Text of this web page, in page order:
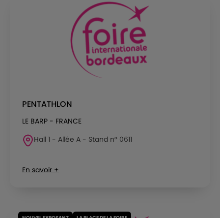
PENTATHLON
LE BARP - FRANCE
Hall 1 - Allée A - Stand n° 0611
En savoir +